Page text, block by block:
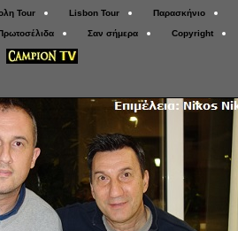
Tour Lisbon Tour Παρασκήνιο
Σαν σήμερα Copyright